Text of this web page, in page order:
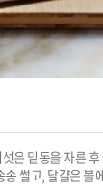
은 밑동을 자른
썰고, 달걀은 볼